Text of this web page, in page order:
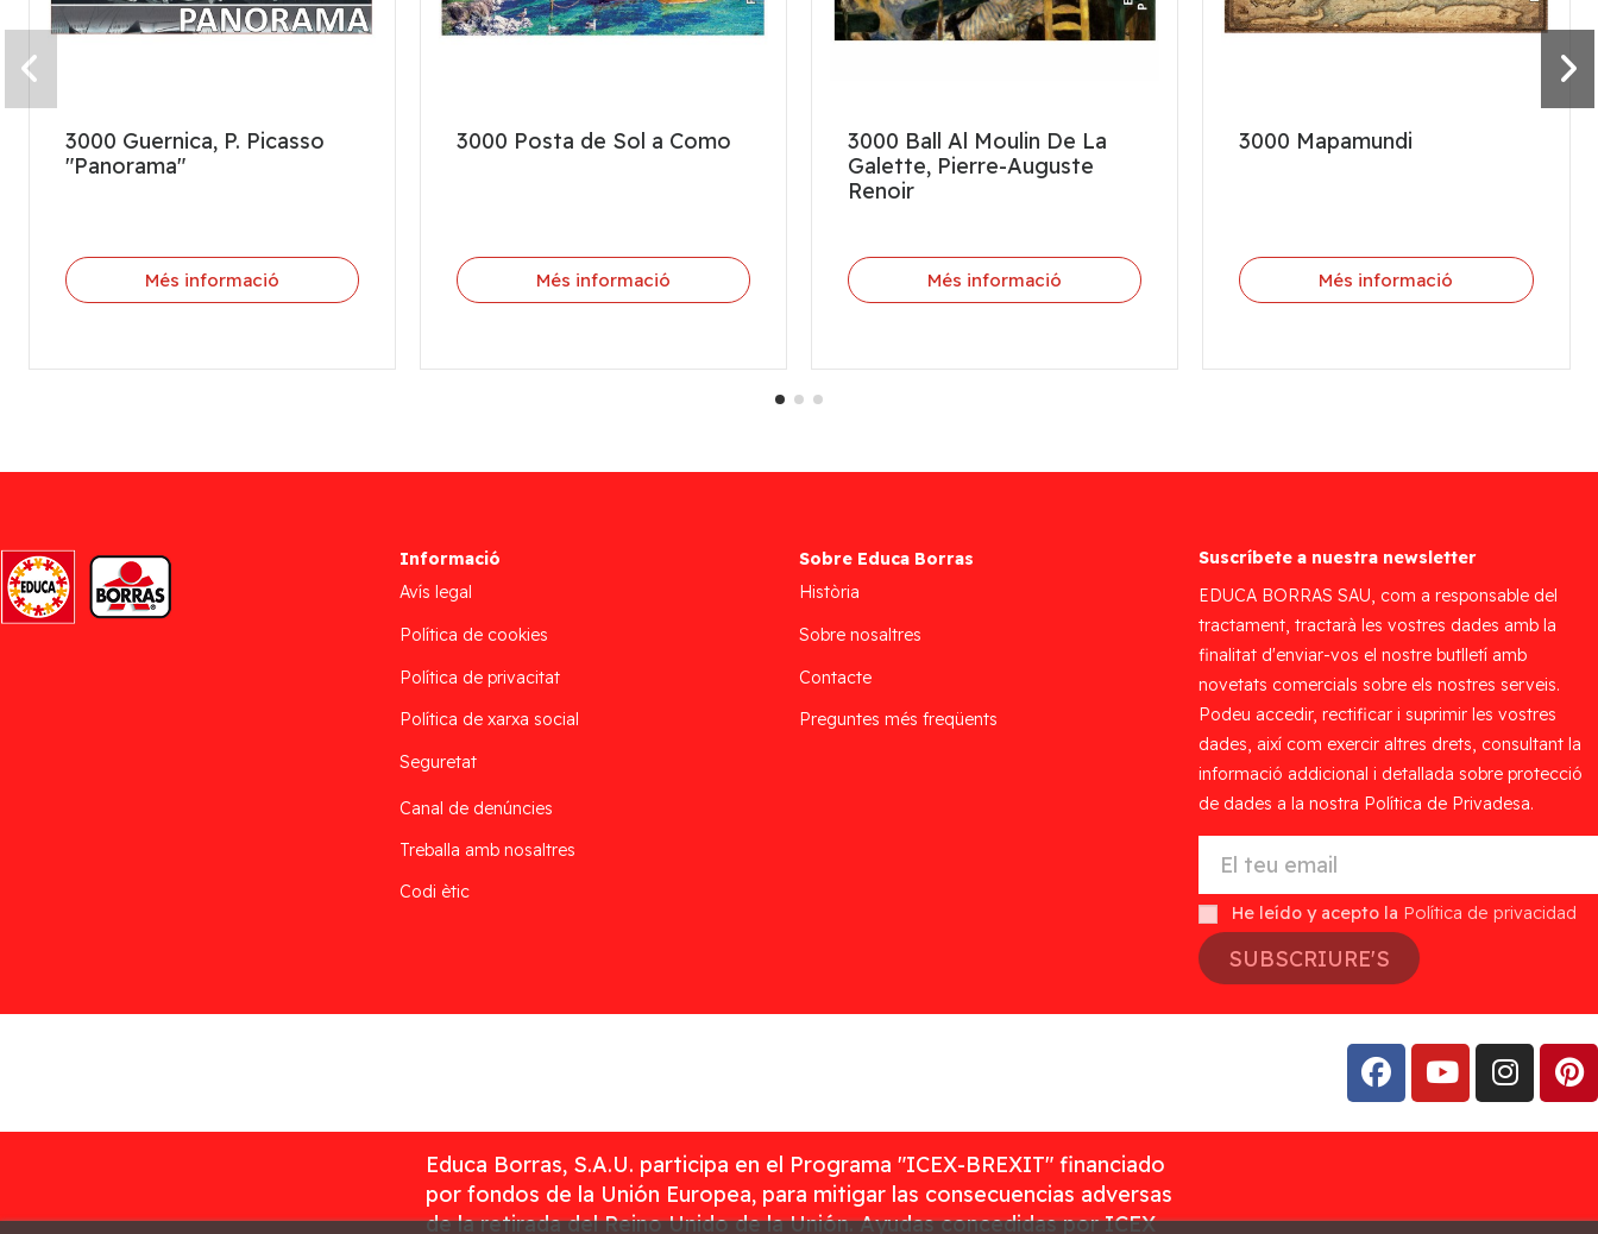
3000 Guernica, P. Picasso
"Panorama"
Més informació
3000 Posta de Sol a Como
Més informació
3000 Ball Al Moulin De La
Galette, Pierre-Auguste
Renoir
Més informació
3000 Mapamundi
Més informació
Informació
Avís legal
Política de cookies
Política de privacitat
Política de xarxa social
Seguretat
Canal de denúncies
Treballa amb nosaltres
Codi ètic
Sobre Educa Borras
Història
Sobre nosaltres
Contacte
Preguntes més freqüents
Suscríbete a nuestra newsletter
EDUCA BORRAS SAU, com a responsable del
tractament, tractarà les vostres dades amb la
finalitat d'enviar-vos el nostre butlletí amb
novetats comercials sobre els nostres serveis.
Podeu accedir, rectificar i suprimir les vostres
dades, així com exercir altres drets, consultant la
informació addicional i detallada sobre protecció
de dades a la nostra Política de Privadesa.
He leído y acepto la Política de privacidad
SUBSCRIURE'S
Educa Borras, S.A.U. participa en el Programa "ICEX-BREXIT" financiado
por fondos de la Unión Europea, para mitigar las consecuencias adversas
de la retirada del Reino Unido de la Unión. Ayudas concedidas por ICEX